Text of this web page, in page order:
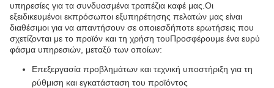
υπηρεσίες για τα συνδυασμένα τραπέζια καφέ μας.Οι
εξειδικευμένοι εκπρόσωποι εξυπηρέτησης πελατών μας είναι
διαθέσιμοι για να απαντήσουν σε οποιεσδήποτε ερωτήσεις που
σχετίζονται με το προϊόν και τη χρήση τουΠροσφέρουμε ένα ευρύ
φάσμα υπηρεσιών, μεταξύ των οποίων:
Επεξεργασία προβλημάτων και τεχνική υποστήριξη για τη
ρύθμιση και εγκατάσταση του προϊόντος